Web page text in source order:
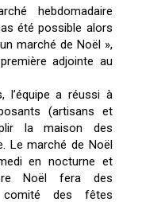
hebdomadaire
été possible alors
marché de Noël »,
adjointe au
l’équipe a réussi à
(artisans et
la maison des
Le marché de Noël
en nocturne et
Noël fera des
comité des fêtes